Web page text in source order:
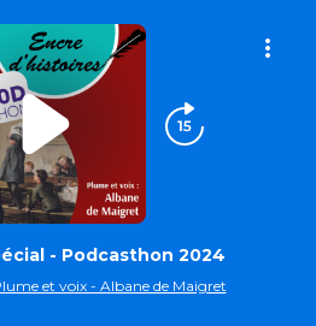
- Podcasthon 2024
et voix - Albane de Maigret